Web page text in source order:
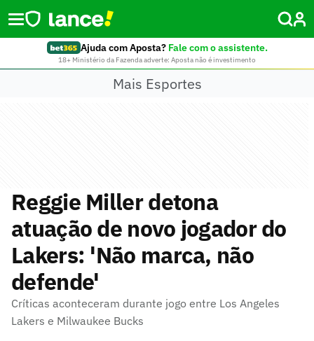
Ajuda com Aposta? Fale com o assistente.
18+ Ministério da Fazenda adverte: Aposta não é investimento
Mais Esportes
Reggie Miller detona
atuação de novo jogador do
Lakers: 'Não marca, não
defende'
Críticas aconteceram durante jogo entre Los Angeles
Lakers e Milwaukee Bucks